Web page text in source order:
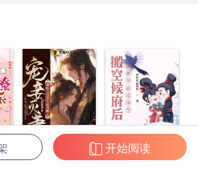
宠妾灭妻？神
搬空候府后，
开始阅读